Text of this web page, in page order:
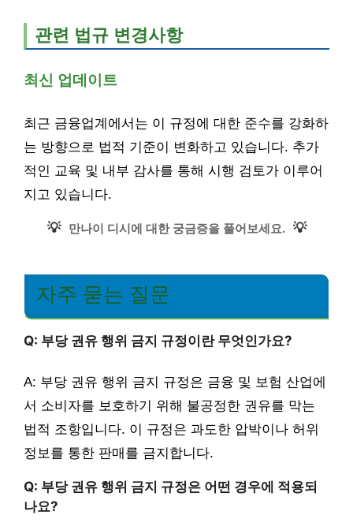
관련 법규 변경사항
최신 업데이트
최근 금융업계에서는 이 규정에 대한 준수를 강화하
는 방향으로 법적 기준이 변화하고 있습니다. 추가
적인 교육 및 내부 감사를 통해 시행 검토가 이루어
지고 있습니다.
💡 만나이 디시에 대한 궁금증을 풀어보세요. 💡
자주 묻는 질문
Q: 부당 권유 행위 금지 규정이란 무엇인가요?
A: 부당 권유 행위 금지 규정은 금융 및 보험 산업에
서 소비자를 보호하기 위해 불공정한 권유를 막는
법적 조항입니다. 이 규정은 과도한 압박이나 허위
정보를 통한 판매를 금지합니다.
Q: 부당 권유 행위 금지 규정은 어떤 경우에 적용되
나요?